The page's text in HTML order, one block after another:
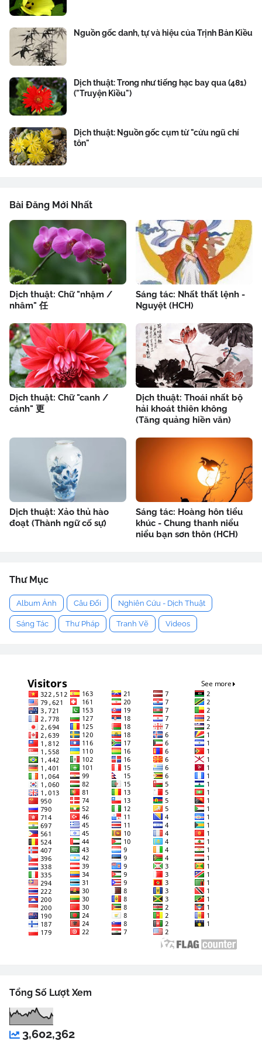
Nguồn gốc danh, tự và hiệu của Trịnh Bản Kiều
Dịch thuật: Trong như tiếng hạc bay qua (481)
("Truyện Kiều")
Dịch thuật: Nguồn gốc cụm từ "cửu ngũ chí
tôn"
Bài Đăng Mới Nhất
Dịch thuật: Chữ "nhậm /
nhâm" 任
Sáng tác: Nhất thất lệnh -
Nguyệt (HCH)
Dịch thuật: Chữ "canh /
cánh" 更
Dịch thuật: Thoái nhất bộ
hải khoát thiên không
(Tăng quảng hiền văn)
Dịch thuật: Xảo thủ hào
đoạt (Thành ngữ cố sự)
Sáng tác: Hoàng hôn tiểu
khúc - Chung thanh niểu
niểu bạn sơn thôn (HCH)
Thư Mục
Album Ảnh Câu Đối Nghiên Cứu - Dịch Thuật
Sáng Tác Thư Pháp Tranh Vẽ Videos
Tổng Số Lượt Xem
3,602,362